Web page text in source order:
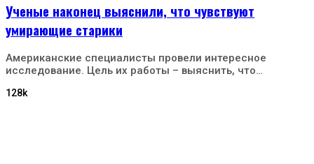
Ученые наконец выяснили, что чувствуют
умирающие старики
Американские специалисты провели интересное
исследование. Цель их работы – выяснить, что…
128k